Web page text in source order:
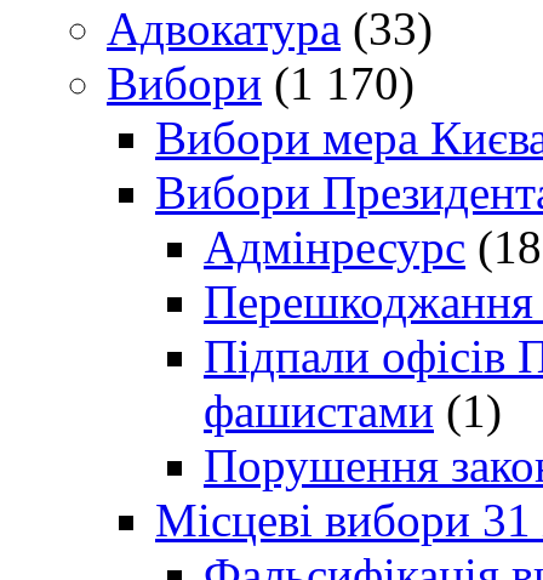
Адвокатура (33)
Вибори (1 170)
Вибори мера
Вибори
Адмінресурс
Перешкоджання
Підпали офісів
фашистами (1)
Порушення
Місцеві вибори